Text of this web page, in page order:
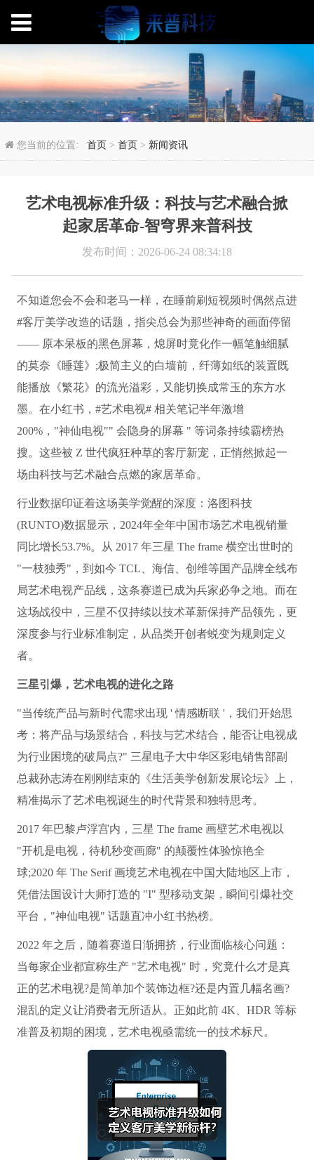
艺术电视标准升级：科
您当前的位置:首页 >首页 > 新闻资讯
艺术电视标准升级：科技与艺术融合掀
起家居革命-智穹界来普科技
发布时间：2026-06-24 08:34:18
不知道您会不会和老马一样，在睡前刷短视频时偶然点进
#客厅美学改造的话题，指尖总会为那些神奇的画面停留
—— 原本呆板的黑色屏幕，熄屏时竟化作一幅笔触细腻
的莫奈《睡莲》;极简主义的白墙前，纤薄如纸的装置既
能播放《繁花》的流光溢彩，又能切换成常玉的东方水
墨。在小红书，#艺术电视# 相关笔记半年激增
200%，"神仙电视"" 会隐身的屏幕 " 等词条持续霸榜热
搜。这些被 Z 世代疯狂种草的客厅新宠，正悄然掀起一
场由科技与艺术融合点燃的家居革命。
行业数据印证着这场美学觉醒的深度：洛图科技
(RUNTO)数据显示，2024年全年中国市场艺术电视销量
同比增长53.7%。从 2017 年三星 The frame 横空出世时的
"一枝独秀"，到如今 TCL、海信、创维等国产品牌全线布
局艺术电视产品线，这条赛道已成为兵家必争之地。而在
这场战役中，三星不仅持续以技术革新保持产品领先，更
深度参与行业标准制定，从品类开创者蜕变为规则定义
者。
三星引爆，艺术电视的进化之路
"当传统产品与新时代需求出现 ' 情感断联 '，我们开始思
考：将产品与场景结合，科技与艺术结合，能否让电视成
为行业困境的破局点?" 三星电子大中华区彩电销售部副
总裁孙志涛在刚刚结束的《生活美学创新发展论坛》上，
精准揭示了艺术电视诞生的时代背景和独特思考。
2017 年巴黎卢浮宫内，三星 The frame 画壁艺术电视以
"开机是电视，待机秒变画廊" 的颠覆性体验惊艳全
球;2020 年 The Serif 画境艺术电视在中国大陆地区上市，
凭借法国设计大师打造的 "I" 型移动支架，瞬间引爆社交
平台，"神仙电视" 话题直冲小红书热榜。
2022 年之后，随着赛道日渐拥挤，行业面临核心问题：
当每家企业都宣称生产 "艺术电视" 时，究竟什么才是真
正的艺术电视?是简单加个装饰边框?还是内置几幅名画?
混乱的定义让消费者无所适从。正如此前 4K、HDR 等标
准普及初期的困境，艺术电视亟需统一的技术标尺。